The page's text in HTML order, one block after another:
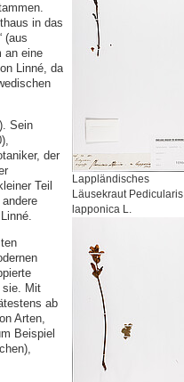
Lappländisches
Läusekraut Pedicularis
lapponica L.
in das
(aus
an eine
Linné, da
Sein
der
Teil
sie. Mit
ab
Arten,
Beispiel